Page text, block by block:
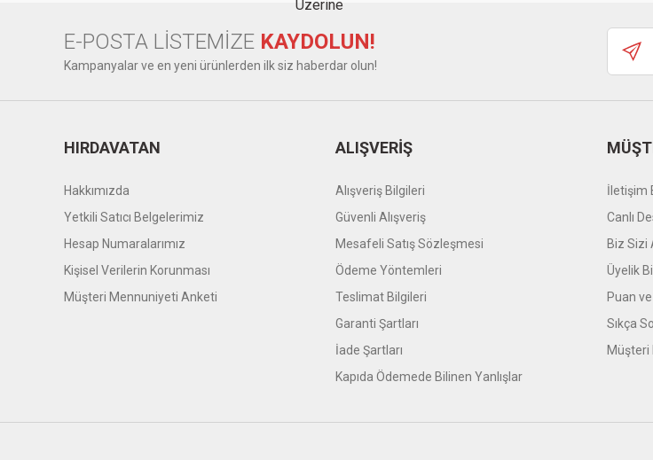
Gönder
E-POSTA LİSTEMİZE KAYDOLUN!
Kampanyalar ve en yeni ürünlerden ilk siz haberdar olun!
HIRDAVATAN
Hakkımızda
Yetkili Satıcı Belgelerimiz
Hesap Numaralarımız
Kişisel Verilerin Korunması
Müşteri Mennuniyeti Anketi
ALIŞVERİŞ
Alışveriş Bilgileri
Güvenli Alışveriş
Mesafeli Satış Sözleşmesi
Ödeme Yöntemleri
Teslimat Bilgileri
Garanti Şartları
İade Şartları
Kapıda Ödemede Bilinen Yanlışlar
İletişim
Canlı
Biz Sizi
Üyelik
Puan
Sıkça
Müşteri